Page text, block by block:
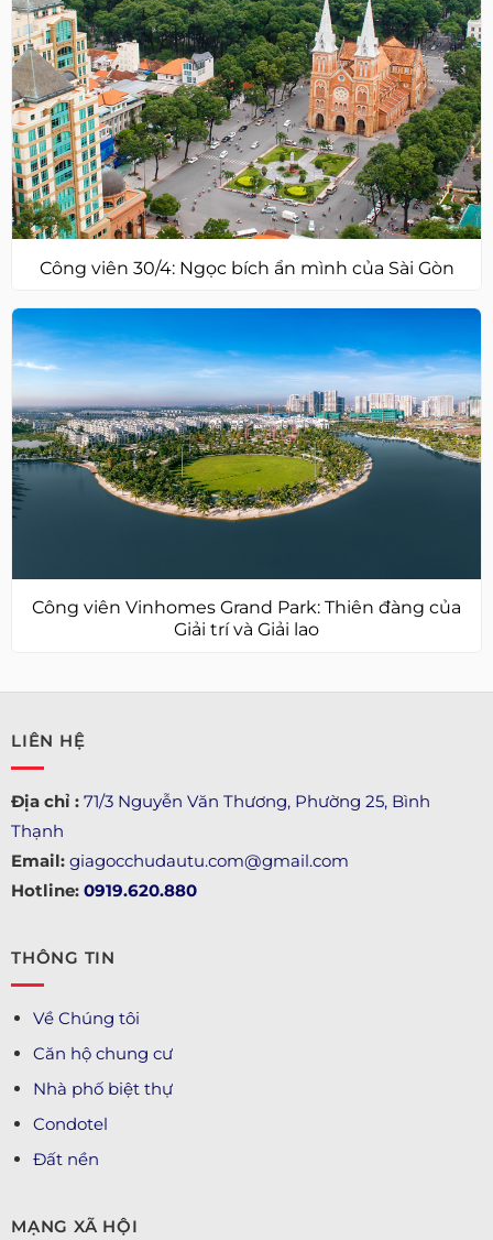
Công viên 30/4: Ngọc bích ẩn mình của Sài Gòn
Công viên Vinhomes Grand Park: Thiên đàng của
Giải trí và Giải lao
LIÊN HỆ
Địa chỉ : 71/3 Nguyễn Văn Thương, Phường 25, Bình
Thạnh
Email: giagocchudautu.com@gmail.com
Hotline: 0919.620.880
THÔNG TIN
Về Chúng tôi
Căn hộ chung cư
Nhà phố biệt thự
Condotel
Đất nền
MẠNG XÃ HỘI